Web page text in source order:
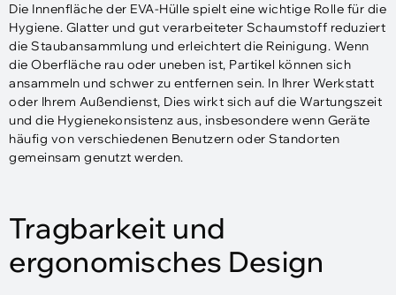
Die Innenfläche der EVA-Hülle spielt eine wichtige Rolle für die
Hygiene. Glatter und gut verarbeiteter Schaumstoff reduziert
die Staubansammlung und erleichtert die Reinigung. Wenn
die Oberfläche rau oder uneben ist, Partikel können sich
ansammeln und schwer zu entfernen sein. In Ihrer Werkstatt
oder Ihrem Außendienst, Dies wirkt sich auf die Wartungszeit
und die Hygienekonsistenz aus, insbesondere wenn Geräte
häufig von verschiedenen Benutzern oder Standorten
gemeinsam genutzt werden.
Tragbarkeit und
ergonomisches Design